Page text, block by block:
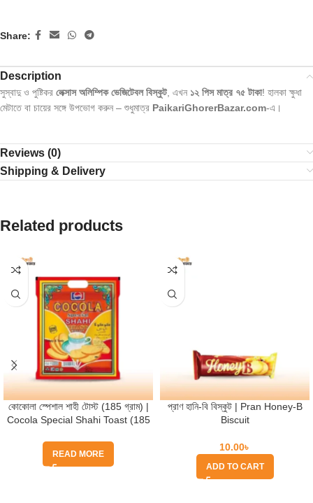
Share:
Description
সুস্বাদু ও পুষ্টিকর লেক্সাস অলিম্পিক ভেজিটেবল বিস্কুট , এখন ১২ পিস মাত্র ৭৫ টাকা! হালকা ক্ষুধা
মেটাতে বা চায়ের সঙ্গে উপভোগ করুন – শুধুমাত্র PaikariGhorerBazar.com-এ।
Reviews (0)
Shipping & Delivery
Related products
কোকোলা স্পেশাল শাহী টোস্ট (185 গ্রাম) |
Cocola Special Shahi Toast (185
READ MORE
প্রাণ হানি-বি বিস্কুট | Pran Honey-B
Biscuit
10.00৳
ADD TO CART